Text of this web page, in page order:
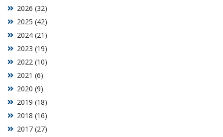
2017 (27)
2018 (16)
2019 (18)
2020 (9)
2021 (6)
2022 (10)
2023 (19)
2024 (21)
2025 (42)
2026 (32)